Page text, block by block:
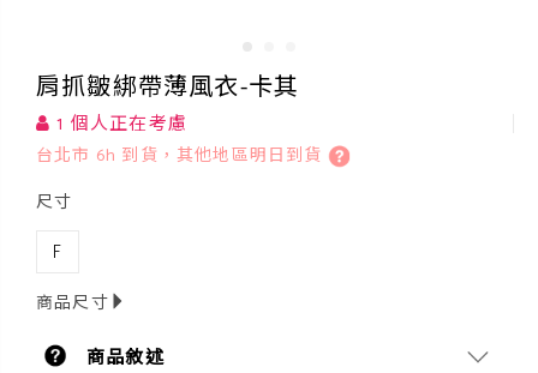
肩抓皺綁帶薄風衣-卡其
1 個人正在考慮
台北市 6h 到貨，其他地區明日到貨
尺寸
F
商品尺寸
商品敘述